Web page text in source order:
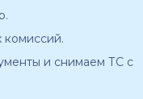
комиссий.
и снимаем ТС с